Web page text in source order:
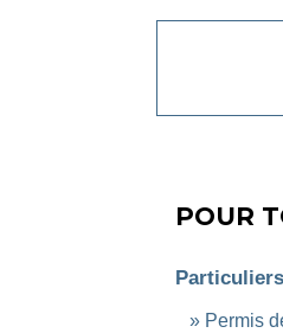
POUR
Particuliers
Permis